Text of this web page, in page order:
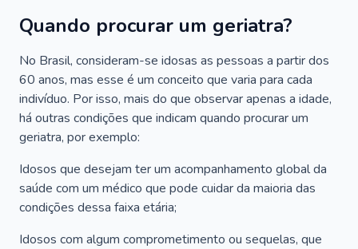
Quando procurar um geriatra?
No Brasil, consideram-se idosas as pessoas a partir dos
60 anos, mas esse é um conceito que varia para cada
indivíduo. Por isso, mais do que observar apenas a idade,
há outras condições que indicam quando procurar um
geriatra, por exemplo:
Idosos que desejam ter um acompanhamento global da
saúde com um médico que pode cuidar da maioria das
condições dessa faixa etária;
Idosos com algum comprometimento ou sequelas, que